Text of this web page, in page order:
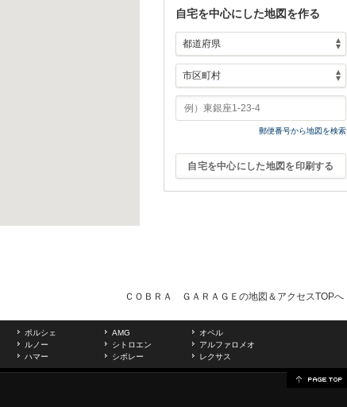
自宅を中心にした地図を作る
郵便番号から地図を検索
自宅を中心にした地図を印刷する
ＣＯＢＲＡ ＧＡＲＡＧＥの地図＆アクセスTOPへ
ポルシェ AMG
オペル
ルノー シトロエン
アルファロメオ
ハマー シボレー レクサス